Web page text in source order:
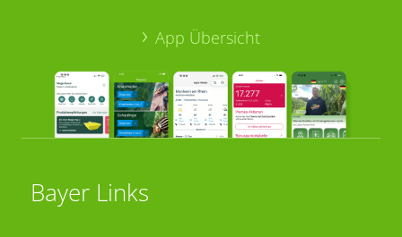
App Übersicht
Bayer Links